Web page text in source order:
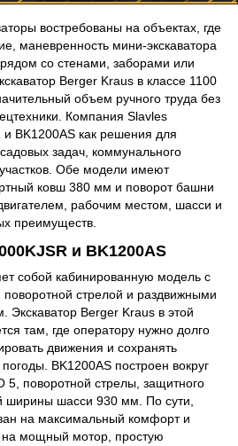
востребованы на объектах, где
маневренность мини-экскаватора
со стенами, заборами или
Berger Kraus в классе 1100
объем ручного труда без
Компания Slavles
и BK1200AS как решения для
задач, коммунального
Обе модели имеют
ковш 380 мм и поворот башни
рабочим местом, шасси и
преимуществ.
и BK1200AS
собой кабинированную модель с
стрелой и раздвижными
Экскаватор Berger Kraus в этой
там, где оператору нужно долго
движения и сохранять
BK1200AS построен вокруг
5, поворотной стрелы, защитного
ширины шасси 930 мм. По сути,
на максимальный комфорт и
на мощный мотор, простую